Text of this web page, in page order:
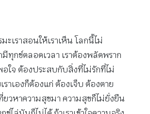
ะเราสอนให้เราเห็น โลกนี้ไม่
ทุกข์ตลอดเวลา เราต้องพลัดพราก
ใจ ต้องประสบกับสิ่งที่ไม่รักที่ไม่
ราเองก็ต้องแก่ ต้องเจ็บ ต้องตาย
ที่ยวหาความสุขมา ความสุขก็ไม่ยั่งยืน